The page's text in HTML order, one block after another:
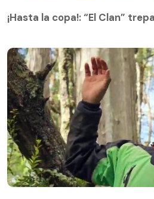
¡Hasta la copa!: “El Clan”